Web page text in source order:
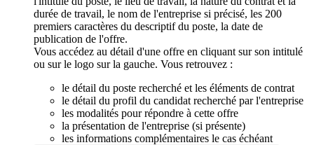
durée de travail, le nom de l'entreprise si précisé, les 200
premiers caractères du descriptif du poste, la date de
publication de l'offre.
Vous accédez au détail d'une offre en cliquant sur son intitulé
ou sur le logo sur la gauche. Vous retrouvez :
le détail du poste recherché et les éléments de contrat
le détail du profil du candidat recherché par l'entreprise
les modalités pour répondre à cette offre
la présentation de l'entreprise (si présente)
les informations complémentaires le cas échéant